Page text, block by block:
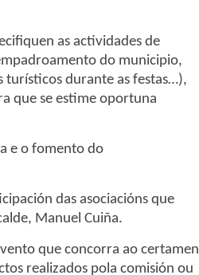
as actividades de
do municipio,
turísticos durante as festas…),
que se estime oportuna
e o fomento do
das asociacións que
Manuel Cuiña.
que concorra ao certamen
realizados pola comisión ou